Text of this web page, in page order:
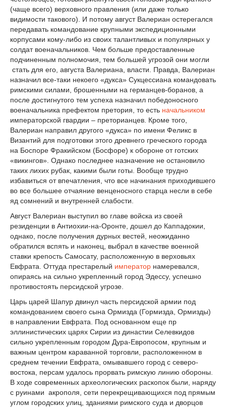
(чаще всего) верховного правления (или даже только
видимости такового). И потому август Валериан остерегался
передавать командование крупными экспедиционными
корпусами кому-либо из своих талантливых и популярных у
солдат военачальников. Чем больше предоставленные
подчиненным полномочия, тем большей угрозой они могли
стать для его, августа Валериана, власти. Правда, Валериан
назначил все-таки некоего «дукса» Сукцессиана командовать
римскими силами, брошенными на германцев-боранов, а
после достигнутого тем успеха назначил победоносного
военачальника префектом претория, то есть начальником
императорской гвардии – преторианцев. Кроме того,
Валериан направил другого «дукса» по имени Феликс в
Византий для подготовки этого древнего греческого города
на Боспоре Фракийском (Босфоре) к обороне от готских
«викингов». Однако последнее назначение не остановило
таких лихих рубак, какими были готы. Вообще трудно
избавиться от впечатления, что все начинания приходившего
во все большее отчаяние венценосного старца несли в себе
яд сомнений и внутренней слабости.
Август Валериан выступил во главе войска из своей
резиденции в Антиохии-на-Оронте, дошел до Каппадокии,
однако, после получения дурных вестей, неожиданно
обратился вспять и наконец, выбрал в качестве военной
ставки крепость Самосату, расположенную в верховьях
Евфрата. Оттуда престарелый император намеревался,
опираясь на сильно укрепленный город Эдессу, успешно
противостоять персидской угрозе.
Царь царей Шапур двинул часть персидской армии под
командованием своего сына Ормизда (Гормизда, Ормизды)
в направлении Евфрата. Под основанном еще пр
эллинистических царях Сирии из династии Селевкидов
сильно укрепленным городом Дура-Европосом, крупным и
важным центром караванной торговли, расположенном в
среднем течении Евфрата, омывавшего город с северо-
востока, персам удалось прорвать римскую линию обороны.
В ходе современных археологических раскопок были, наряду
с руинами акрополя, сети перекрещивающихся под прямым
углом городских улиц, зданиями римского суда и дворцов